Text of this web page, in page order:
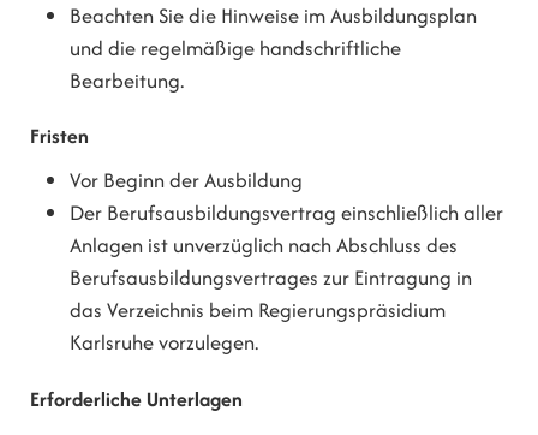
Beachten Sie die Hinweise im Ausbildungsplan
und die regelmäßige handschriftliche
Bearbeitung.
Fristen
Vor Beginn der Ausbildung
Der Berufsausbildungsvertrag einschließlich aller
Anlagen ist unverzüglich nach Abschluss des
Berufsausbildungsvertrages zur Eintragung in
das Verzeichnis beim Regierungspräsidium
Karlsruhe vorzulegen.
Erforderliche Unterlagen